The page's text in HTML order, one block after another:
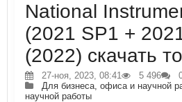
National
(2021 SP1 +
(2022) скачать
27-ноя, 2023, 08:41 5 496
Для бизнеса, офиса и научной
научной работы